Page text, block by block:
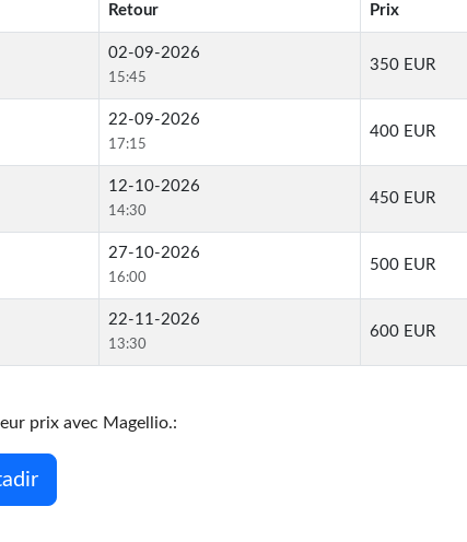
Retour Prix
02-09-2026
15:45
350 EUR
22-09-2026
17:15
400 EUR
12-10-2026
14:30
450 EUR
27-10-2026
16:00
500 EUR
22-11-2026
13:30
600 EUR
prix avec Magellio.: